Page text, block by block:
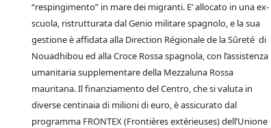
“respingimento” in mare dei migranti. E’ allocato in una ex-
scuola, ristrutturata dal Genio militare spagnolo, e la sua
gestione è affidata alla Direction Régionale de la Sûreté di
Nouadhibou ed alla Croce Rossa spagnola, con l’assistenza
umanitaria supplementare della Mezzaluna Rossa
mauritana. Il finanziamento del Centro, che si valuta in
diverse centinaia di milioni di euro, è assicurato dal
programma FRONTEX (Frontières extérieuses) dell’Unione